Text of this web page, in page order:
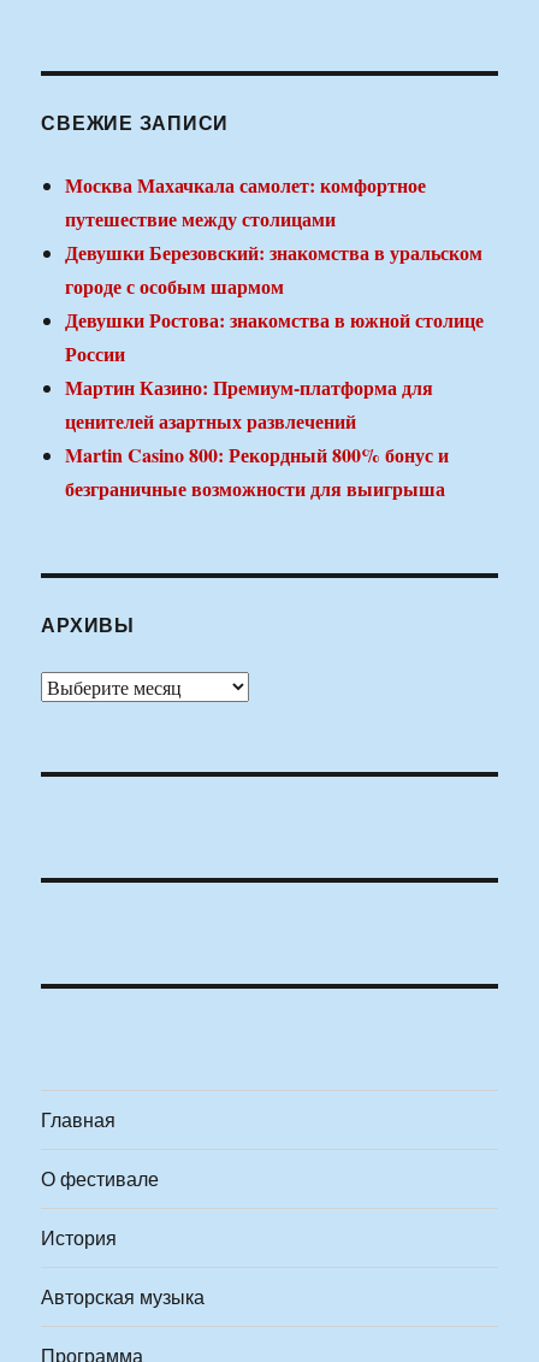
СВЕЖИЕ ЗАПИСИ
Москва Махачкала самолет: комфортное
путешествие между столицами
Девушки Березовский: знакомства в уральском
городе с особым шармом
Девушки Ростова: знакомства в южной столице
России
Мартин Казино: Премиум-платформа для
ценителей азартных развлечений
Martin Casino 800: Рекордный 800% бонус и
безграничные возможности для выигрыша
АРХИВЫ
Архивы
Главная
О фестивале
История
Авторская музыка
Программа